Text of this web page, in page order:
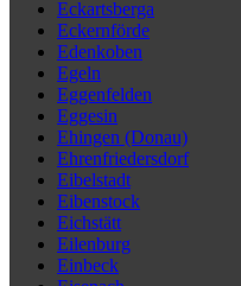
Eckartsberga
Eckernförde
Edenkoben
Egeln
Eggenfelden
Eggesin
Ehingen (Donau)
Ehrenfriedersdorf
Eibelstadt
Eibenstock
Eichstätt
Eilenburg
Einbeck